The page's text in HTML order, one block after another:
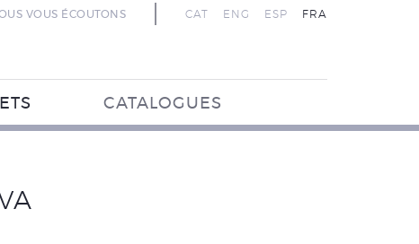
CAT ENG ESP FRA
VOUS ÉCOUTONS
CATALOGUES